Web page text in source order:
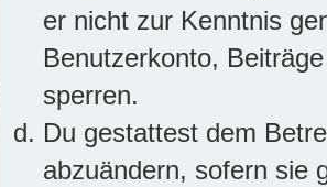
er nicht zur Kenntnis
Benutzerkonto,
sperren.
Du gestattest dem
abzuändern, sofern sie